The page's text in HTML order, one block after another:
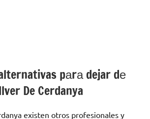
pаrа dejar dе
De Cerdanya
existen otros profesionales у